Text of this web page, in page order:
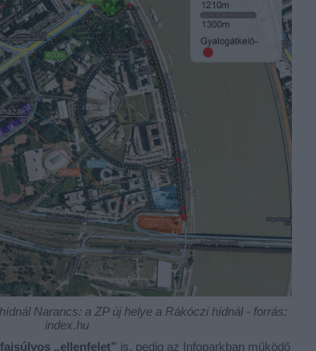
Narancs: a ZP új helye a Rákóczi hídnál - forrás:
index.hu
„ellenfelet” is, pedig az Infoparkban működő